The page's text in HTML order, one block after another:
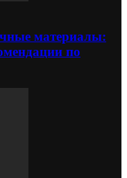
материалы:
по